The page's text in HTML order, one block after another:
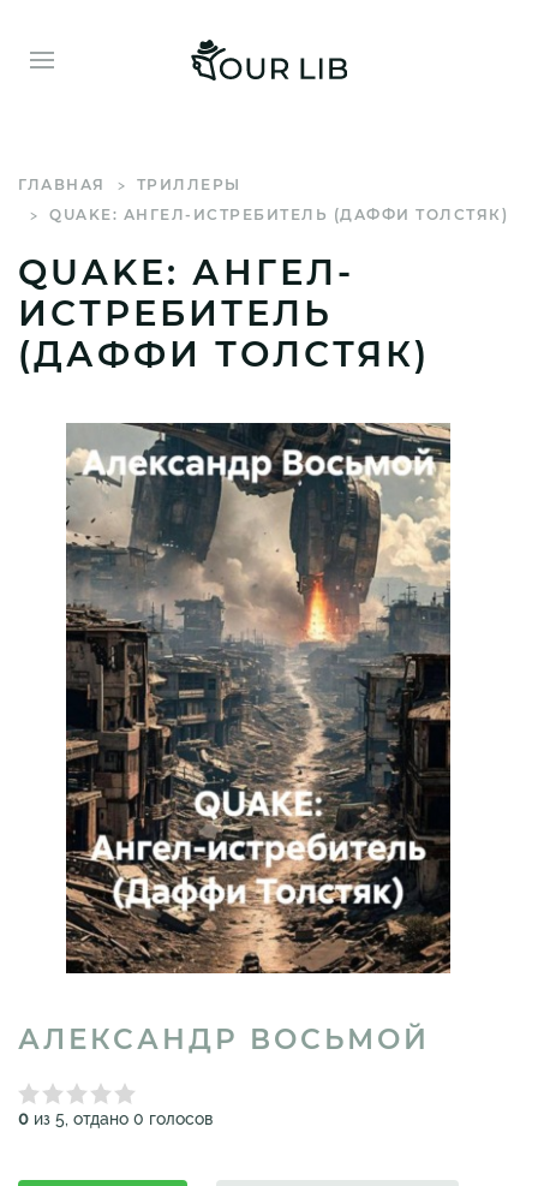
ГЛАВНАЯ
ТРИЛЛЕРЫ
QUAKE: АНГЕЛ-ИСТРЕБИТЕЛЬ (ДАФФИ ТОЛСТЯК)
QUAKE: АНГЕЛ-
ИСТРЕБИТЕЛЬ
(ДАФФИ ТОЛСТЯК)
АЛЕКСАНДР ВОСЬМОЙ
0 из 5, отдано 0 голосов